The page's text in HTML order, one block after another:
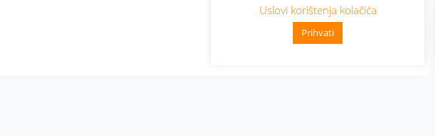
Uslovi korištenja kolačića
Prihvati
👋 Zdravo, kako mogu pomoći?